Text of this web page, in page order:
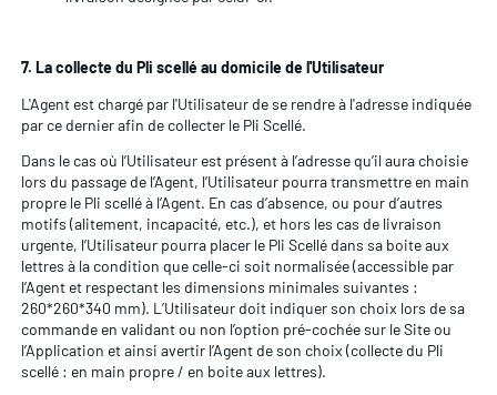
7. La collecte du Pli scellé au domicile de l'Utilisateur
L'Agent est chargé par l'Utilisateur de se rendre à l'adresse indiquée
par ce dernier afin de collecter le Pli Scellé.
Dans le cas où l’Utilisateur est présent à l’adresse qu’il aura choisie
lors du passage de l’Agent, l’Utilisateur pourra transmettre en main
propre le Pli scellé à l’Agent. En cas d’absence, ou pour d’autres
motifs (alitement, incapacité, etc.), et hors les cas de livraison
urgente, l’Utilisateur pourra placer le Pli Scellé dans sa boite aux
lettres à la condition que celle-ci soit normalisée (accessible par
l’Agent et respectant les dimensions minimales suivantes :
260*260*340 mm). L’Utilisateur doit indiquer son choix lors de sa
commande en validant ou non l’option pré-cochée sur le Site ou
l’Application et ainsi avertir l’Agent de son choix (collecte du Pli
scellé : en main propre / en boite aux lettres).